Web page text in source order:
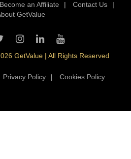
Become an Affiliate | Contact Us
|
GetValue
GetValue | All Rights Reserved
Privacy Policy | Cookies Policy